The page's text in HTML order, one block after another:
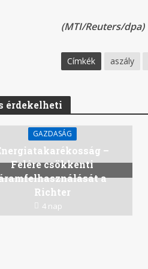
(MTI/Reuters/dpa)
Címkék aszály
érdekelheti
GAZDASÁG
–
Felére csökkenti
a
Richter
4 nap